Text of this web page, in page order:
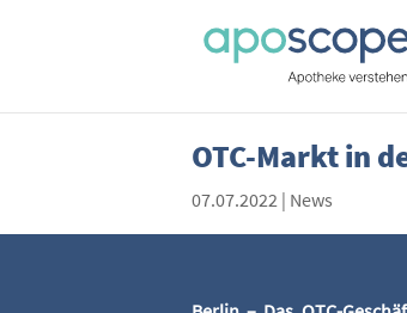
OTC-Markt in
07.07.2022 | News